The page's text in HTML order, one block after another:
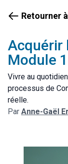
Retourner
Acquérir
Module
Vivre au
processus de
réelle.
Par Anne-Gaël